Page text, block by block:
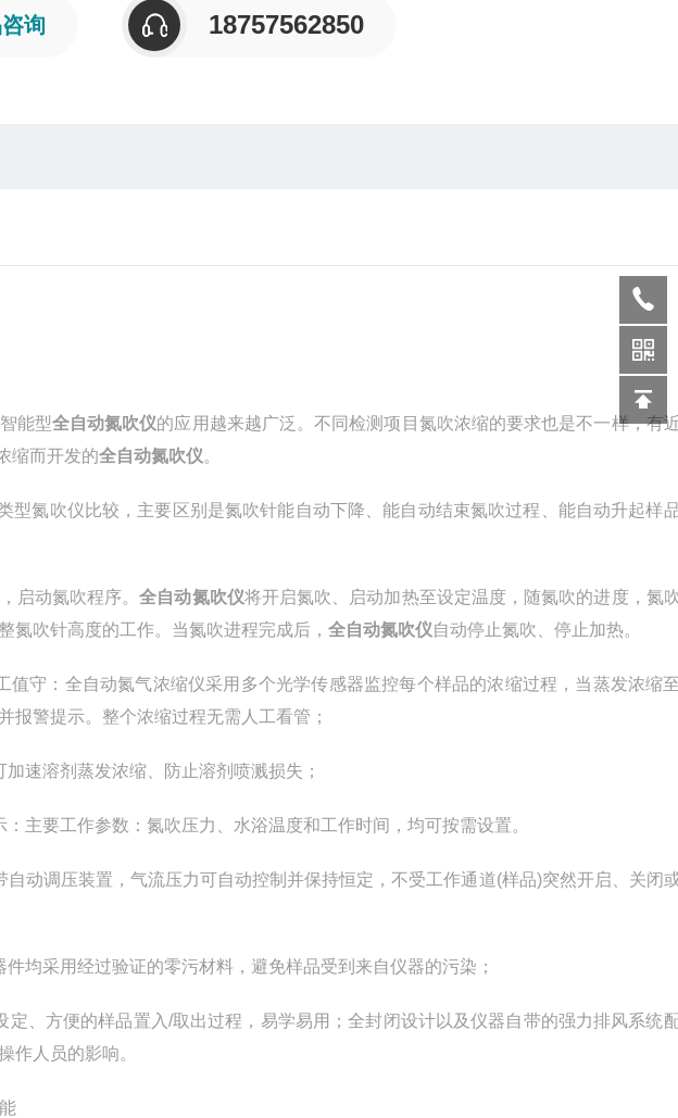
询 18757562850
能型全自动氮吹仪的应用越来越广泛。不同检测项目氮吹浓缩的要求也是不一样，有
缩而开发的全自动氮吹仪。
型氮吹仪比较，主要区别是氮吹针能自动下降、能自动结束氮吹过程、能自动升起样
启动氮吹程序。全自动氮吹仪将开启氮吹、启动加热至设定温度，随氮吹的进度，氮
氮吹针高度的工作。当氮吹进程完成后， 全自动氮吹仪自动停止氮吹、停止加热。
守：全自动氮气浓缩仪采用多个光学传感器监控每个样品的浓缩过程，当蒸发浓缩
报警提示。整个浓缩过程无需人工看管；
溶剂蒸发浓缩、防止溶剂喷溅损失；
要工作参数：氮吹压力、水浴温度和工作时间，均可按需设置。
调压装置，气流压力可自动控制并保持恒定，不受工作通道(样品)突然开启、关闭
采用经过验证的零污材料，避免样品受到来自仪器的污染；
方便的样品置入/取出过程，易学易用；全封闭设计以及仪器自带的强力排风系统
作人员的影响。